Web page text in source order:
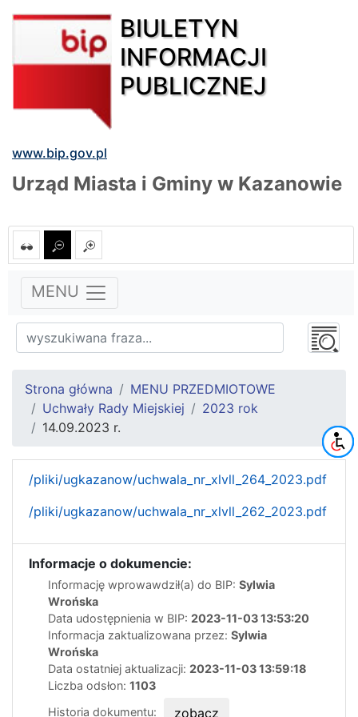
BIULETYN
INFORMACJI
PUBLICZNEJ
www.bip.gov.pl
Urząd Miasta i Gminy w Kazanowie
MENU
Strona główna
MENU PRZEDMIOTOWE
Uchwały Rady Miejskiej
2023 rok
14.09.2023 r.
/pliki/ugkazanow/uchwala_nr_xlvll_264_2023.pdf
/pliki/ugkazanow/uchwala_nr_xlvll_262_2023.pdf
Informacje o dokumencie:
Informację wprowawdził(a) do BIP: Sylwia
Wrońska
Data udostępnienia w BIP: 2023-11-03 13:53:20
Informacja zaktualizowana przez: Sylwia
Wrońska
Data ostatniej aktualizacji: 2023-11-03 13:59:18
Liczba odsłon: 1103
Historia dokumentu:
zobacz